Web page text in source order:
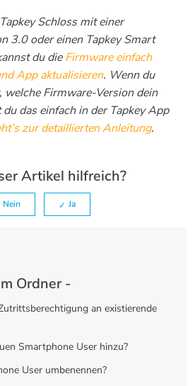
Schloss miteiner
3.0 odereinen Tapkey Smart
du dieFirmware einfach
App aktualisieren. Wenn du
welche Firmware-Version dein
das einfach in der Tapkey App
zur detaillierten Anleitung.
Artikel hilfreich?
Nein Ja
Ordner -
an existierende
Smartphone User hinzu?
User umbenennen?